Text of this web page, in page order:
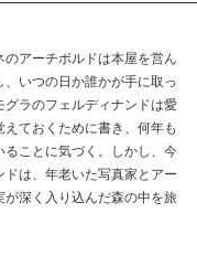
アーチボルドは本屋を営ん
いつの日か誰かが手に取っ
ラのフェルディナンドは愛
ておくために書き、何年も
ことに気づく。しかし、今
は、年老いた写真家とアー
深く入り込んだ森の中を旅